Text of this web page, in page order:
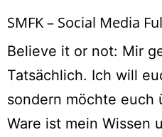
SMFK – Social Media
Believe it or not: Mir
Tatsächlich. Ich will
sondern möchte euch
Ware ist mein Wissen